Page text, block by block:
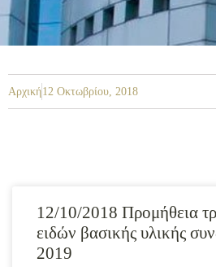
Αρχική12 Οκτωβρίου, 2018
12/10/2018 Προμήθεια
ειδών βασικής υλικής
2019